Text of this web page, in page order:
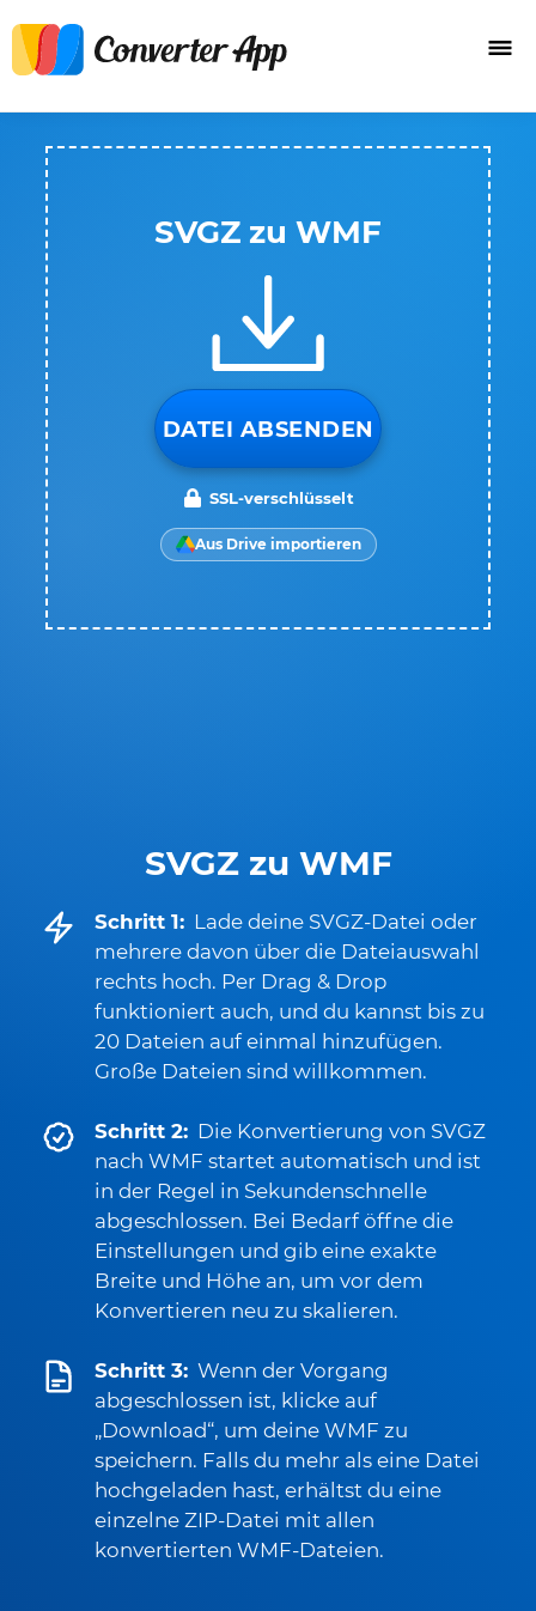
SVGZ zu WMF
Schritt 1: Lade deine SVGZ-Datei oder
mehrere davon über die Dateiauswahl
rechts hoch. Per Drag & Drop
funktioniert auch, und du kannst bis zu
20 Dateien auf einmal hinzufügen.
Große Dateien sind willkommen.
Schritt 2: Die Konvertierung von SVGZ
nach WMF startet automatisch und ist
in der Regel in Sekundenschnelle
abgeschlossen. Bei Bedarf öffne die
Einstellungen und gib eine exakte
Breite und Höhe an, um vor dem
Konvertieren neu zu skalieren.
Schritt 3: Wenn der Vorgang
abgeschlossen ist, klicke auf
„Download“, um deine WMF zu
speichern. Falls du mehr als eine Datei
hochgeladen hast, erhältst du eine
einzelne ZIP-Datei mit allen
konvertierten WMF-Dateien.
SVGZ zu WMF
DATEI ABSENDEN
SSL-verschlüsselt
Aus Drive importieren